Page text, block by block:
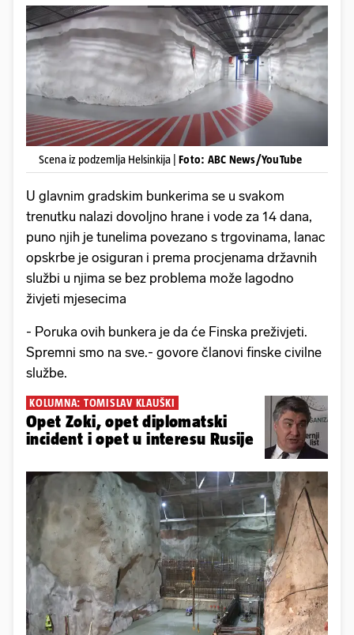
Scena iz podzemlja Helsinkija | Foto: ABC News/YouTube
U glavnim gradskim bunkerima se u svakom
trenutku nalazi dovoljno hrane i vode za 14 dana,
puno njih je tunelima povezano s trgovinama, lanac
opskrbe je osiguran i prema procjenama državnih
službi u njima se bez problema može lagodno
živjeti mjesecima
- Poruka ovih bunkera je da će Finska preživjeti.
Spremni smo na sve.- govore članovi finske civilne
službe.
KOLUMNA: TOMISLAV KLAUŠKI
Opet Zoki, opet diplomatski
incident i opet u interesu Rusije